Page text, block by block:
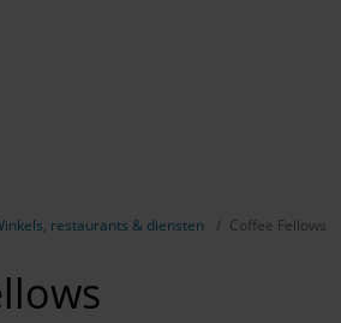
restaurants & diensten Coffee Fellows